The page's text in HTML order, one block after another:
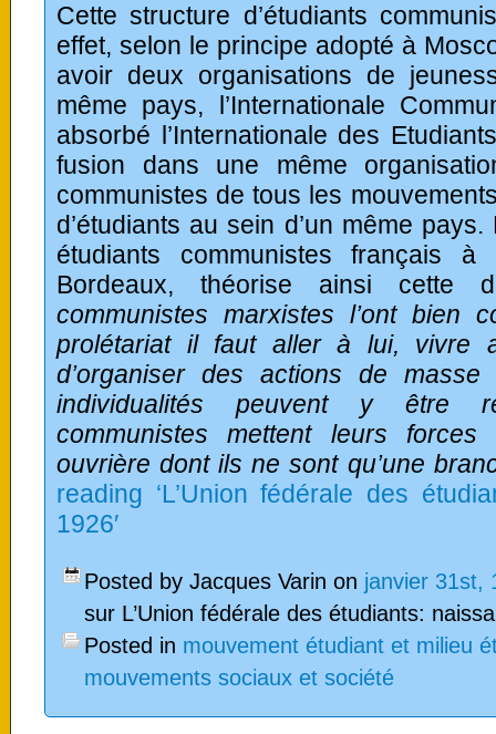
Cette structure d’étudiants
effet, selon le principe adopté à
avoir deux organisations de
même pays, l’Internationale
absorbé l’Internationale des
fusion dans une même
communistes de tous les
d’étudiants au sein d’un même
étudiants communistes français
Bordeaux, théorise ainsi cette
communistes marxistes l’ont bien
prolétariat il faut aller à lui, vivre
d’organiser des actions de
individualités peuvent y être
communistes mettent leurs
ouvrière dont ils ne sont qu’une
reading ‘L’Union fédérale des
1926′
Posted by Jacques Varin on janvier 31st,
sur L’Union fédérale des étudiants:
Posted in mouvement étudiant et milieu
mouvements sociaux et société